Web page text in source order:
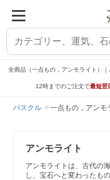
全商品（一点もの，アンモライト）
12時までのご注文で最短翌
パスクル 一点もの，アンモ
アンモライト
アンモライトは、古代の
し、宝石へと変わったもの